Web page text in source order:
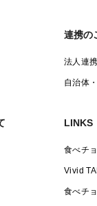
連携の
法人連
自治体
LINKS
食べチ
Vivid
食べチ